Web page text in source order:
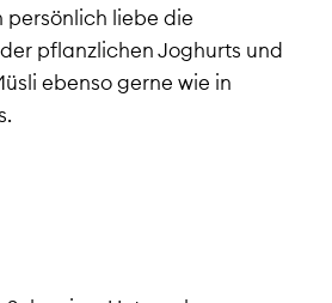
persönlich liebe die
pflanzlichen Joghurts und
ebenso gerne wie in